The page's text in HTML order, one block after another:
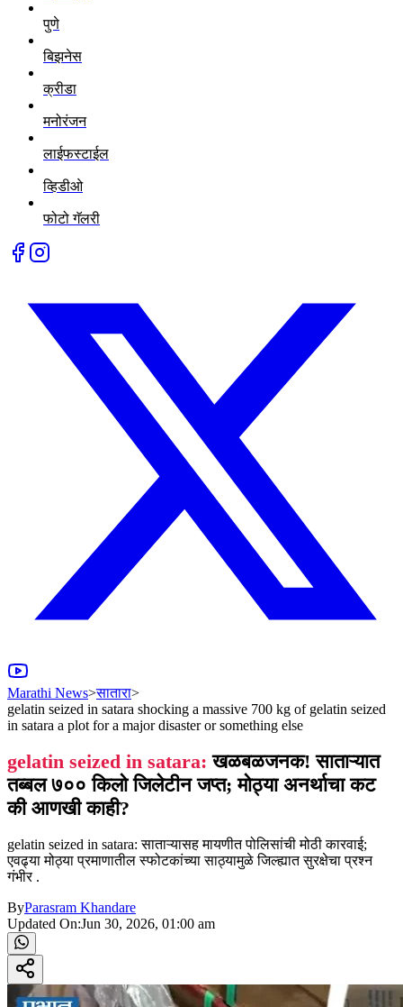
पुणे
बिझनेस
क्रीडा
मनोरंजन
लाईफस्टाईल
व्हिडीओ
फोटो गॅलरी
Marathi News>सातारा>
gelatin seized in satara shocking a massive 700 kg of gelatin seized
in satara a plot for a major disaster or something else
gelatin seized in satara: खळबळजनक! साताऱ्यात
तब्बल ७०० किलो जिलेटीन जप्त; मोठ्या अनर्थाचा कट
की आणखी काही?
gelatin seized in satara: साताऱ्यासह मायणीत पोलिसांची मोठी कारवाई;
एवढ्या मोठ्या प्रमाणातील स्फोटकांच्या साठ्यामुळे जिल्ह्यात सुरक्षेचा प्रश्न
गंभीर .
ByParasram Khandare
Updated On:Jun 30, 2026, 01:00 am